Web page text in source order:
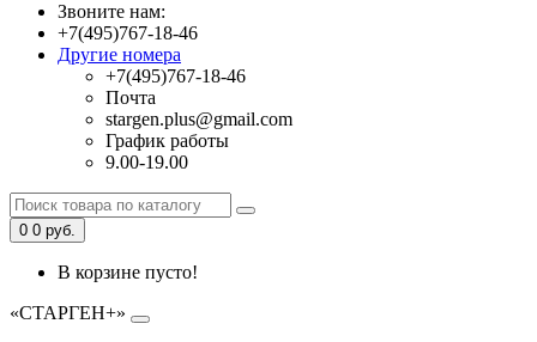
Звоните нам:
+7(495)767-18-46
Другие номера
+7(495)767-18-46
Почта
stargen.plus@gmail.com
График работы
9.00-19.00
0 0 руб.
В корзине пусто!
«СТАРГЕН+»